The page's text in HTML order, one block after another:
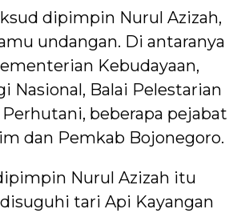
dipimpin Nurul Azizah,
undangan. Di antaranya
Kebudayaan,
Nasional, Balai Pelestarian
Perhutani, beberapa pejabat
dan Pemkab Bojonegoro.
Nurul Azizah itu
tari Api Kayangan